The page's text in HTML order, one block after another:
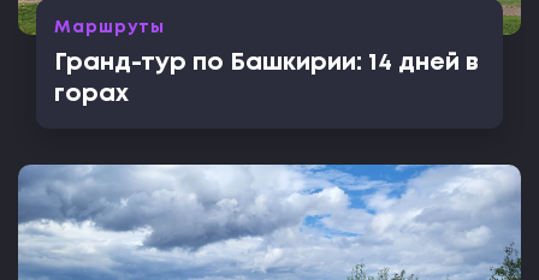
Маршруты
Гранд-тур по Башкирии: 14 дней в
горах